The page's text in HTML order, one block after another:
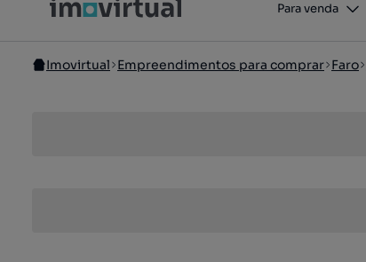
Para venda
Imovirtual Empreendimentos para comprar Faro